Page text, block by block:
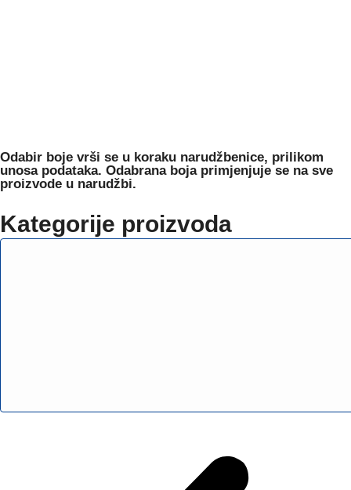
Odabir boje vrši se u koraku narudžbenice, prilikom
unosa podataka. Odabrana boja primjenjuje se na sve
proizvode u narudžbi.
Kategorije proizvoda